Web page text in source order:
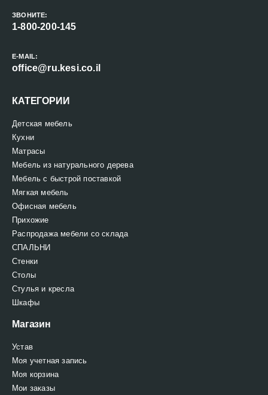
ЗВОНИТЕ:
1-800-200-145
E-MAIL:
office@ru.kesi.co.il
КАТЕГОРИИ
Детская мебель
Кухни
Матрасы
Мебель из натурального дерева
Мебель с быстрой поставкой
Мягкая мебель
Офисная мебель
Прихожие
Распродажа мебели со склада
СПАЛЬНИ
Стенки
Столы
Стулья и кресла
Шкафы
Магазин
Устав
Моя учетная запись
Моя корзина
Мои заказы